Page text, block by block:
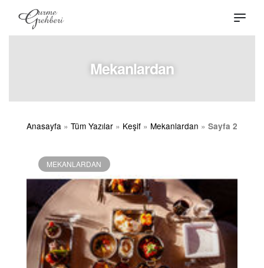
Mekanlardan
Anasayfa » Tüm Yazılar » Keşif » Mekanlardan » Sayfa 2
MEKANLARDAN